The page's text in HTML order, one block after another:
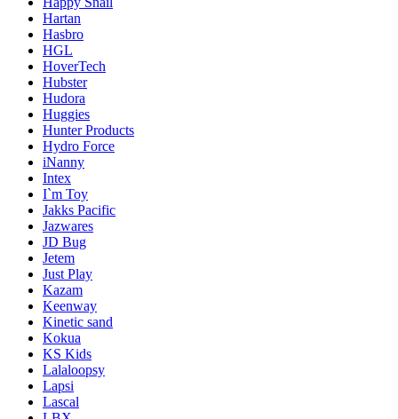
Hartan
Hasbro
HGL
HoverTech
Hubster
Hudora
Huggies
Hunter Products
Hydro Force
iNanny
Intex
I`m Toy
Jakks Pacific
Jazwares
JD Bug
Jetem
Just Play
Kazam
Keenway
Kinetic sand
Kokua
KS Kids
Lalaloopsy
Lapsi
Lascal